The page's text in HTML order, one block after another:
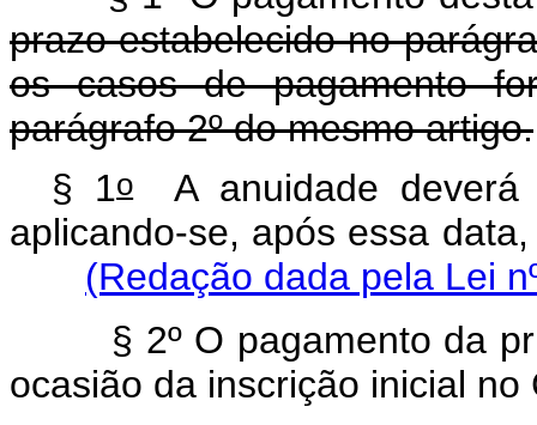
prazo estabelecido no
os casos de pagamento
parágrafo 2º do mesmo artigo.
§ 1oA anuidade deverá
aplicando-se, após essa
(Redação dada pela Lei
§ 2º O pagamento da
ocasião da inscrição inicial no